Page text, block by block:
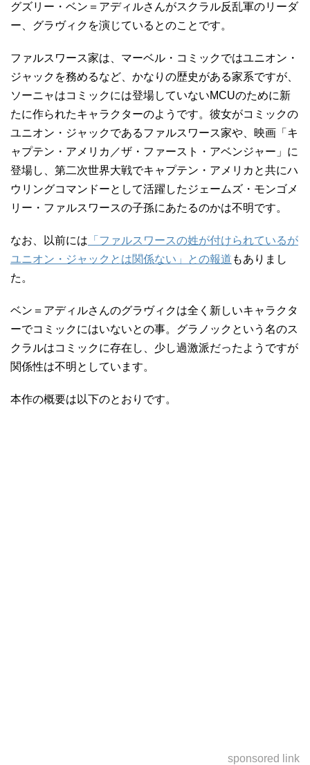
グズリー・ベン＝アディルさんがスクラル反乱軍のリーダ
ー、グラヴィクを演じているとのことです。
ファルスワース家は、マーベル・コミックではユニオン・
ジャックを務めるなど、かなりの歴史がある家系ですが、
ソーニャはコミックには登場していないMCUのために新
たに作られたキャラクターのようです。彼女がコミックの
ユニオン・ジャックであるファルスワース家や、映画「キ
ャプテン・アメリカ／ザ・ファースト・アベンジャー」に
登場し、第二次世界大戦でキャプテン・アメリカと共にハ
ウリングコマンドーとして活躍したジェームズ・モンゴメ
リー・ファルスワースの子孫にあたるのかは不明です。
なお、以前には 「ファルスワースの姓が付けられているが
ユニオン・ジャックとは関係ない」との報道 もありまし
た。
ベン＝アディルさんのグラヴィクは全く新しいキャラクタ
ーでコミックにはいないとの事。グラノックという名のス
クラルはコミックに存在し、少し過激派だったようですが
関係性は不明としています。
本作の概要は以下のとおりです。
sponsored link